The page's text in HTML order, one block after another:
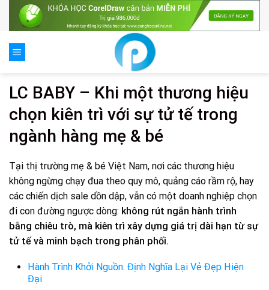
LC BABY – Khi một thương hiệu
chọn kiên trì với sự tử tế trong
ngành hàng mẹ & bé
Tại thị trường mẹ & bé Việt Nam, nơi các thương hiệu
không ngừng chạy đua theo quy mô, quảng cáo rầm rộ, hay
các chiến dịch sale dồn dập, vẫn có một doanh nghiệp chọn
đi con đường ngược dòng: không rút ngắn hành trình
bằng chiêu trò, mà kiên trì xây dựng giá trị dài hạn từ sự
tử tế và minh bạch trong phân phối.
Hành Trình Khởi Nguồn: Định Nghĩa Lại Vẻ Đẹp Hiện
Đại